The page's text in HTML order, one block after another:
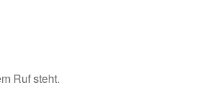
Ruf steht.